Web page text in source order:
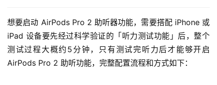
想要启动 AirPods Pro 2 助听器功能，需要搭配 iPhone 或
iPad 设备要先经过科学验证的「听力测试功能」后，整个
测试过程大概约5分钟，只有测试完听力后才能够开启
AirPods Pro 2 助听功能，完整配置流程和方式如下：